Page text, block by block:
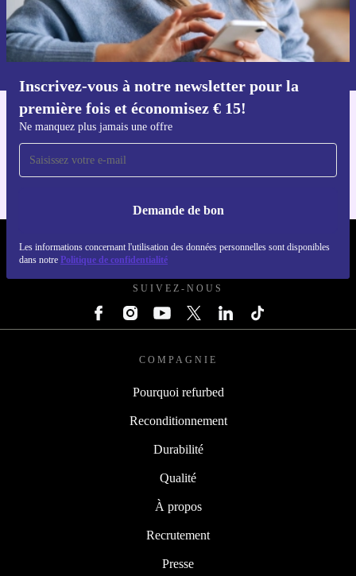
Inscrivez-vous à notre newsletter pour la
première fois et économisez € 15!
Politique de confidentialité
Voucher aanvragen
Retrouvez les informations sur l'utilisation des données personnelles
dans notre
politique de confidentialité.
Téléchargez l'application refurbed
Pour iOS et Android
REFURBED BELGIQUE - RETHINK NEW.
SUIVEZ-NOUS
COMPAGNIE
Pourquoi refurbed
Reconditionnement
Durabilité
Qualité
À propos
Recrutement
Presse